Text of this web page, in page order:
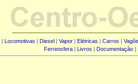
| Locomotivas | Diesel | Vapor | Elétricas | Carros |
Ferreosfera| Livros | Documentação|